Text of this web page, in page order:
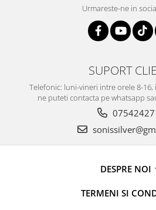
Urmareste-ne in
SUPORT
Telefonic: luni-vineri intre orele 8-16,
ne puteti contacta pe whatsapp
DESPRE NOI
TERMENI SI